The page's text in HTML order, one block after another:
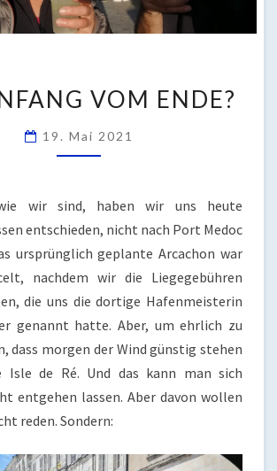
ANFANG
ENDE?
VOM ENDE?
19. Mai 2021
wir sind, haben wir uns heute
entschieden, nicht nach Port Medoc
ursprünglich geplante Arcachon war
nachdem wir die Liegegebühren
die uns die dortige Hafenmeisterin
genannt hatte. Aber, um ehrlich zu
dass morgen der Wind günstig stehen
Isle de Ré. Und das kann man sich
entgehen lassen. Aber davon wollen
reden. Sondern: